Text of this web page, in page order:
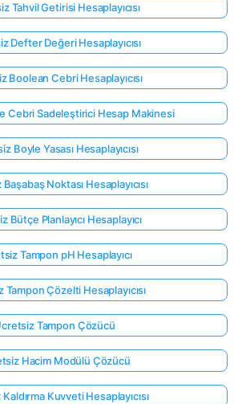
Tahvil Getirisi Hesaplayıcısı
Defter Değeri Hesaplayıcısı
Boolean Cebri Hesaplayıcısı
Cebri Sadeleştirici Hesap Makinesi
Boyle Yasası Hesaplayıcısı
Noktası Hesaplayıcısı
Bütçe Planlayıcı Hesaplayıcı
Tampon pH Hesaplayıcı
Tampon Çözelti Hesaplayıcısı
Tampon Çözücü
Hacim Modülü Çözücü
Kuvveti Hesaplayıcısı